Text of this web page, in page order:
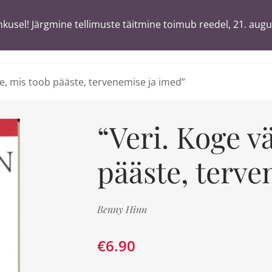
Tä
mis toob pääste, tervenemise ja imed”
“Veri. Koge
pääste,
Benny Hinn
€6.90
Järgmine tellimuste täitmine toimub reedel, 21.
Järgmine tellimuste täitmine toimub reedel, 21.